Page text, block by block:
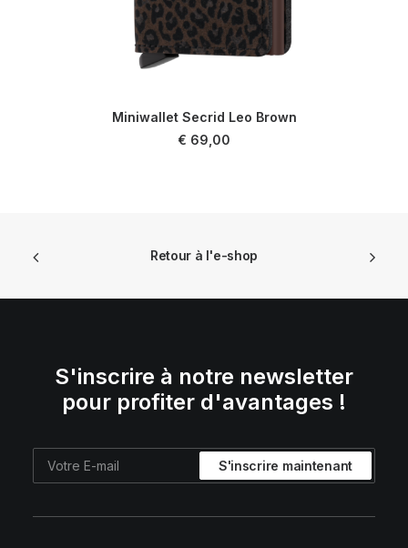
Miniwallet Secrid Leo Brown
€ 69,00
Retour à l'e-shop
S'inscrire à notre newsletter
pour profiter d'avantages !